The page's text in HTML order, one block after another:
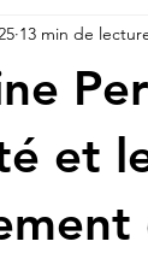
du
3D
etre visible sur
et
13 min de